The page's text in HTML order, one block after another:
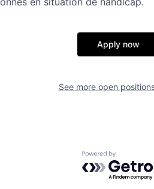
Apply now
See more open
Powered by